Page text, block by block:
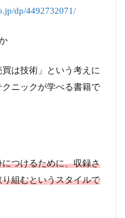
dp/4492732071/
は技術」という考えに
ニックが学べる書籍で
つけるために、収録さ
組むというスタイルで